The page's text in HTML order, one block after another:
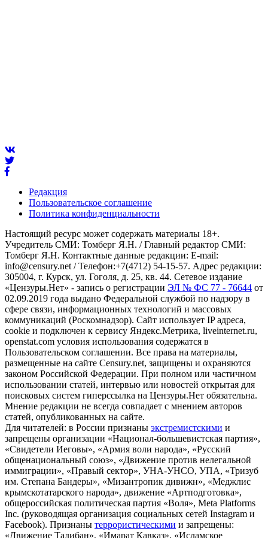
Редакция
Пользовательское соглашение
Политика конфиденциальности
Настоящий ресурс может содержать материалы 18+.
Учредитель СМИ: Томберг Я.Н. / Главный редактор СМИ:
Томберг Я.Н. Контактные данные редакции: E-mail:
info@censury.net / Телефон:+7(4712) 54-15-57. Адрес редакции:
305004, г. Курск, ул. Гоголя, д. 25, кв. 44. Сетевое издание
«Цензуры.Нет» - запись о регистрации ЭЛ № ФС 77 - 76644 от
02.09.2019 года выдано Федеральной службой по надзору в
сфере связи, информационных технологий и массовых
коммуникаций (Роскомнадзор). Сайт использует IP адреса,
cookie и подключен к сервису Яндекс.Метрика, liveinternet.ru,
openstat.com условия использования содержатся в
Пользовательском соглашении. Все права на материалы,
размещенные на сайте Censury.net, защищены и охраняются
законом Российской Федерации. При полном или частичном
использовании статей, интервью или новостей открытая для
поисковых систем гиперссылка на Цензуры.Нет обязательна.
Мнение редакции не всегда совпадает с мнением авторов
статей, опубликованных на сайте.
Для читателей: в России признаны экстремистскими и
запрещены организации «Национал-большевистская партия»,
«Свидетели Иеговы», «Армия воли народа», «Русский
общенациональный союз», «Движение против нелегальной
иммиграции», «Правый сектор», УНА-УНСО, УПА, «Тризуб
им. Степана Бандеры», «Мизантропик дивижн», «Меджлис
крымскотатарского народа», движение «Артподготовка»,
общероссийская политическая партия «Воля», Meta Platforms
Inc. (руководящая организация социальных сетей Instagram и
Facebook). Признаны террористическими и запрещены:
«Движение Талибан», «Имарат Кавказ», «Исламское